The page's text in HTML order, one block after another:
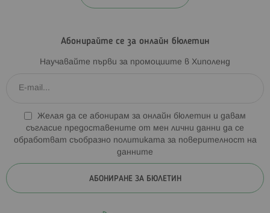
Абонирайте се за онлайн бюлетин
Научавайте първи за промоциите в Хиполенд
Желая да се абонирам за онлайн бюлетин и давам
съгласие предоставените от мен лични данни да се
обработват съобразно политиката за поверителност на
данните
АБОНИРАНЕ ЗА БЮЛЕТИН